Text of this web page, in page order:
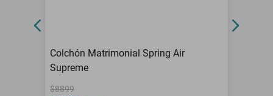
Colchón Matrimonial Spring Air
Supreme
$8899